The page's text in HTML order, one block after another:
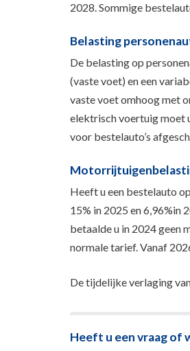
2028. Sommige
Belasting
De belasting op
(vaste voet) en een
vaste voet omhoog met
elektrisch voertuig moet
voor bestelauto’s
Heeft u een bestelauto
15% in 2025 en 6,96%in
betaalde u in 2024 geen
normale tarief. Vanaf
De tijdelijke verlaging
Heeft u een vraag of